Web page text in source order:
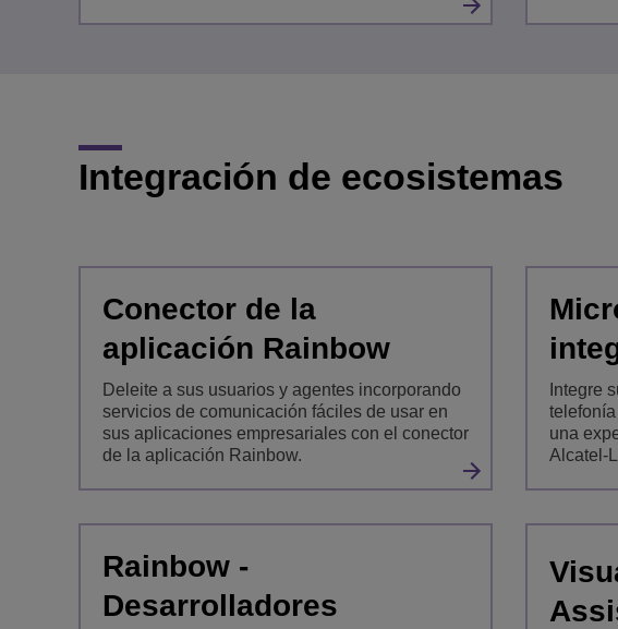
Integración de ecosistemas
Conector de la
aplicación Rainbow
Deleite a sus usuarios y agentes incorporando
servicios de comunicación fáciles de usar en
sus aplicaciones empresariales con el conector
de la aplicación Rainbow.
Integre
una
Alcatel-
Rainbow -
Desarrolladores